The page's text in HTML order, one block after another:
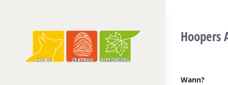
Hoopers
Wann?